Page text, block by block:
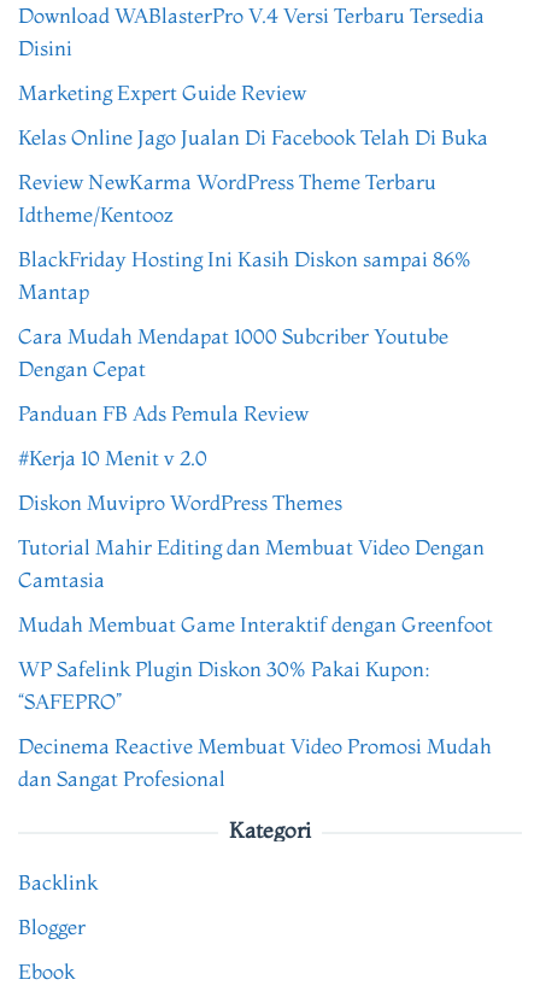
Download WABlasterPro V.4 Versi Terbaru Tersedia
Disini
Marketing Expert Guide Review
Kelas Online Jago Jualan Di Facebook Telah Di Buka
Review NewKarma WordPress Theme Terbaru
Idtheme/Kentooz
BlackFriday Hosting Ini Kasih Diskon sampai 86%
Mantap
Cara Mudah Mendapat 1000 Subcriber Youtube
Dengan Cepat
Panduan FB Ads Pemula Review
#Kerja 10 Menit v 2.0
Diskon Muvipro WordPress Themes
Tutorial Mahir Editing dan Membuat Video Dengan
Camtasia
Mudah Membuat Game Interaktif dengan Greenfoot
WP Safelink Plugin Diskon 30% Pakai Kupon:
“SAFEPRO”
Decinema Reactive Membuat Video Promosi Mudah
dan Sangat Profesional
Kategori
Backlink
Blogger
Ebook